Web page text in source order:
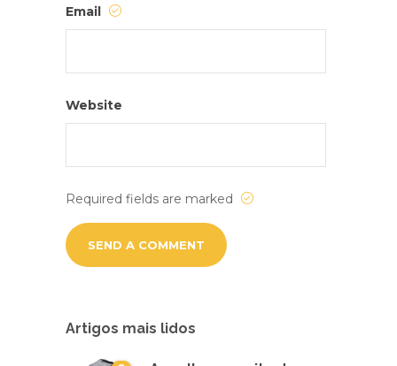
Email
Website
Required fields are marked
Artigos mais lidos